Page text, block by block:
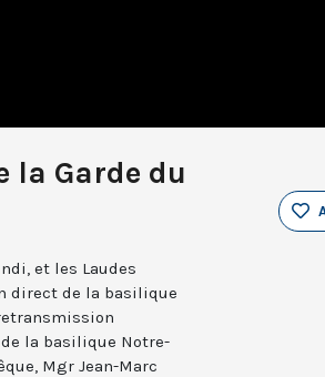
la Garde du
et les Laudes
direct de la basilique
la basilique Notre-
Mgr Jean-Marc